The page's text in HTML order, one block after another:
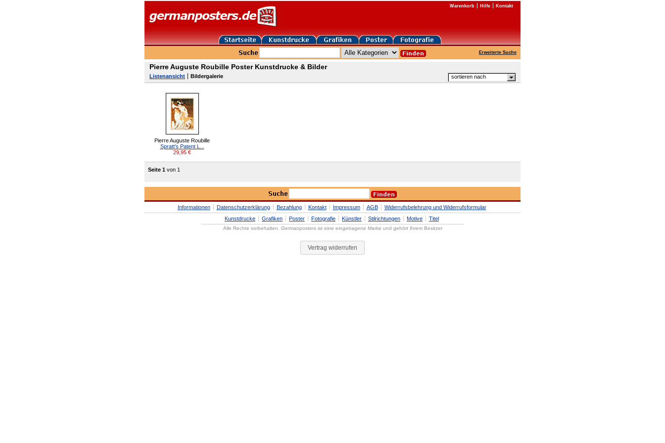
Warenkorb Hilfe Kontakt
Erweiterte Suche
Pierre Auguste Roubille Poster Kunstdrucke & Bilder
Listenansicht Bildergalerie sortieren nach
Pierre Auguste Roubille
Spratt's Patent L...
29,95 €
Seite 1 von 1
Informationen Datenschutzerklärung Bezahlung Kontakt Impressum AGB
Widerrufsbelehrung und Widerrufsformular
Kunstdrucke
Grafiken Poster Fotografie Künstler Stilrichtungen Motive Titel
Alle Rechte vorbehalten. Germanposters ist eine eingetragene Marke und gehört Ihrem Besitzer
Vertrag widerrufen